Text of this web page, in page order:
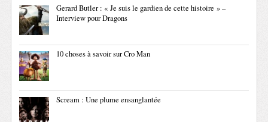
Gerard Butler : « Je suis le gardien de cette histoire » –
Interview pour Dragons
10 choses à savoir sur Cro Man
Scream : Une plume ensanglantée